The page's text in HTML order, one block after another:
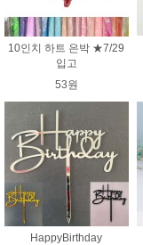
10인치 하트 은박 ★7/29
입고
53원
HappyBirthday